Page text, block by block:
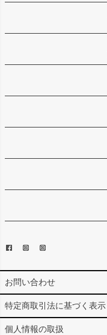
お問い合わせ
特定商取引法に基づく表示
個人情報の取扱